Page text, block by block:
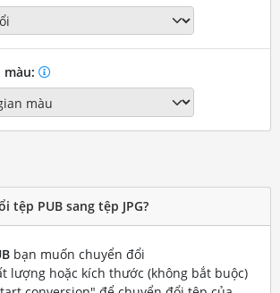
tệp PUB sang tệp JPG?
bạn muốn chuyển đổi
lượng hoặc kích thước (không bắt buộc)